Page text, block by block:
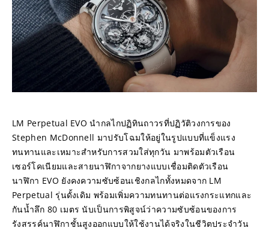
LM Perpetual EVO นำกลไกปฏิทินถาวรที่ปฏิวัติวงการของ
Stephen McDonnell มาปรับโฉมให้อยู่ในรูปแบบที่แข็งแรง
ทนทานและเหมาะสำหรับการสวมใส่ทุกวัน มาพร้อมตัวเรือน
เซอร์โคเนียมและสายนาฬิกาจากยางแบบเชื่อมติดตัวเรือน
นาฬิกา EVO ยังคงความซับซ้อนเชิงกลไกทั้งหมดจาก LM
Perpetual รุ่นดั้งเดิม พร้อมเพิ่มความทนทานต่อแรงกระแทกและ
กันน้ำลึก 80 เมตร นับเป็นการพิสูจน์ว่าความซับซ้อนของการ
รังสรรค์นาฬิกาชั้นสูงออกแบบให้ใช้งานได้จริงในชีวิตประจำวัน